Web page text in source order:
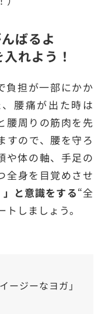
ばるよ
れよう！
負担が一部にかか
腰痛が出た時は
腰周りの筋肉を先
すので、腰を守ろ
や体の軸、手足の
全身を目覚めさせ
」と意識をする“全
しましょう。
ージーなヨガ」